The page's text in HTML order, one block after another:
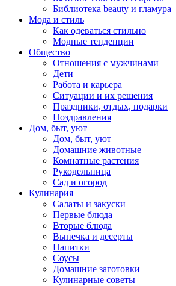
Библиотека beauty и гламура
Мода и стиль
Как одеваться стильно
Модные тенденции
Общество
Отношения с мужчинами
Дети
Работа и карьера
Ситуации и их решения
Праздники, отдых, подарки
Поздравления
Дом, быт, уют
Дом, быт, уют
Домашние животные
Комнатные растения
Рукодельница
Сад и огород
Кулинария
Салаты и закуски
Первые блюда
Вторые блюда
Выпечка и десерты
Напитки
Соусы
Домашние заготовки
Кулинарные советы